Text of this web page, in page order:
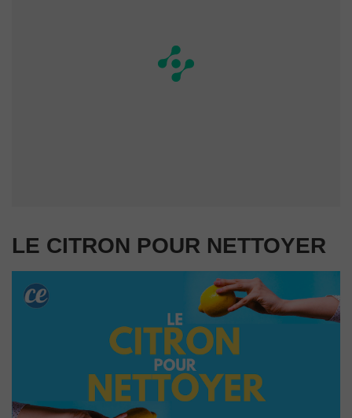
LE CITRON POUR NETTOYER